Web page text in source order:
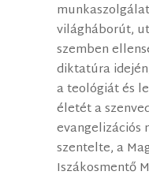
világháborút,
szemben
diktatúra
a teológiát és
életét a
evangelizációs
szentelte, a
Iszákosmentő